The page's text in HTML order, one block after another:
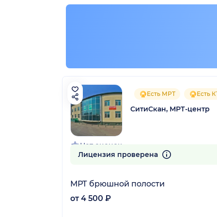
Нет оценок
Есть МРТ Есть
СитиСкан, МРТ-центр
Лицензия проверена
МРТ брюшной полости
от 4 500 ₽